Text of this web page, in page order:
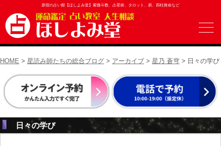
原宿の占い館【ほしよみ堂】紫微斗数、占星術、タロット、易、四柱推命など
HOME > 星読み師たちの総合ブログ > アーカイブ > 星乃 蒼穹 > 日々の学び
日々の学び